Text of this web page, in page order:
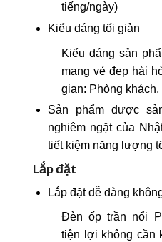
tiếng/ngày)
Kiểu dáng tối giản
Kiểu dáng sản
mang vẻ đẹp hài
gian: Phòng
Sản phẩm được
nghiêm ngặt của
tiết kiệm năng lượng
Lắp đặt
Lắp đặt dễ dàng
Đèn ốp trần nổi
tiện lợi không cần